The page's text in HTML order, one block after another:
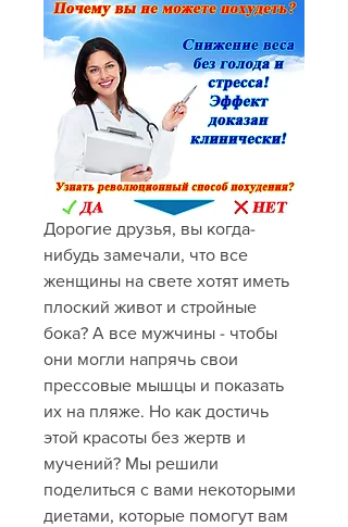
Дорогие друзья, вы когда-
нибудь замечали, что все
женщины на свете хотят иметь
плоский живот и стройные
бока? А все мужчины - чтобы
они могли напрячь свои
прессовые мышцы и показать
их на пляже. Но как достичь
этой красоты без жертв и
мучений? Мы решили
поделиться с вами некоторыми
диетами, которые помогут вам